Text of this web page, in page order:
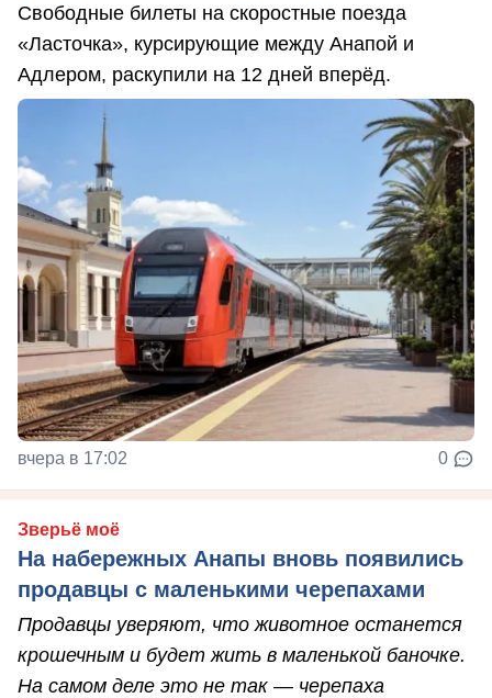
Свободные билеты на скоростные поезда
«Ласточка», курсирующие между Анапой и
Адлером, раскупили на 12 дней вперёд.
вчера в 17:02 0
Зверьё моё
На набережных Анапы вновь появились
продавцы с маленькими черепахами
Продавцы уверяют, что животное останется
крошечным и будет жить в маленькой баночке.
На самом деле это не так — черепаха